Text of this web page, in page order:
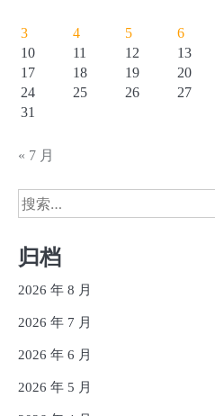
3
4 5 6
10
11 12 13
17
18 19 20
24
25 26 27
31
« 7 月
搜
索：
归档
2026 年 8 月
2026 年 7 月
2026 年 6 月
2026 年 5 月